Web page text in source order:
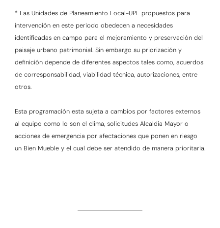
* Las Unidades de Planeamiento Local-UPL propuestos para
intervención en este periodo obedecen a necesidades
identificadas en campo para el mejoramiento y preservación del
paisaje urbano patrimonial. Sin embargo su priorización y
definición depende de diferentes aspectos tales como, acuerdos
de corresponsabilidad, viabilidad técnica, autorizaciones, entre
otros.
Esta programación esta sujeta a cambios por factores externos
al equipo como lo son el clima, solicitudes Alcaldia Mayor o
acciones de emergencia por afectaciones que ponen en riesgo
un Bien Mueble y el cual debe ser atendido de manera prioritaria.